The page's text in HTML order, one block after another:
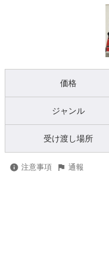
価格
ジャンル
受け渡し場所
注意事項 通報